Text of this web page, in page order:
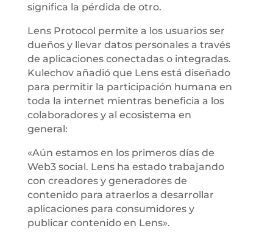
significa la pérdida de otro.
Lens Protocol permite a los usuarios ser
dueños y llevar datos personales a través
de aplicaciones conectadas o integradas.
Kulechov añadió que Lens está diseñado
para permitir la participación humana en
toda la internet mientras beneficia a los
colaboradores y al ecosistema en
general:
«Aún estamos en los primeros días de
Web3 social. Lens ha estado trabajando
con creadores y generadores de
contenido para atraerlos a desarrollar
aplicaciones para consumidores y
publicar contenido en Lens».